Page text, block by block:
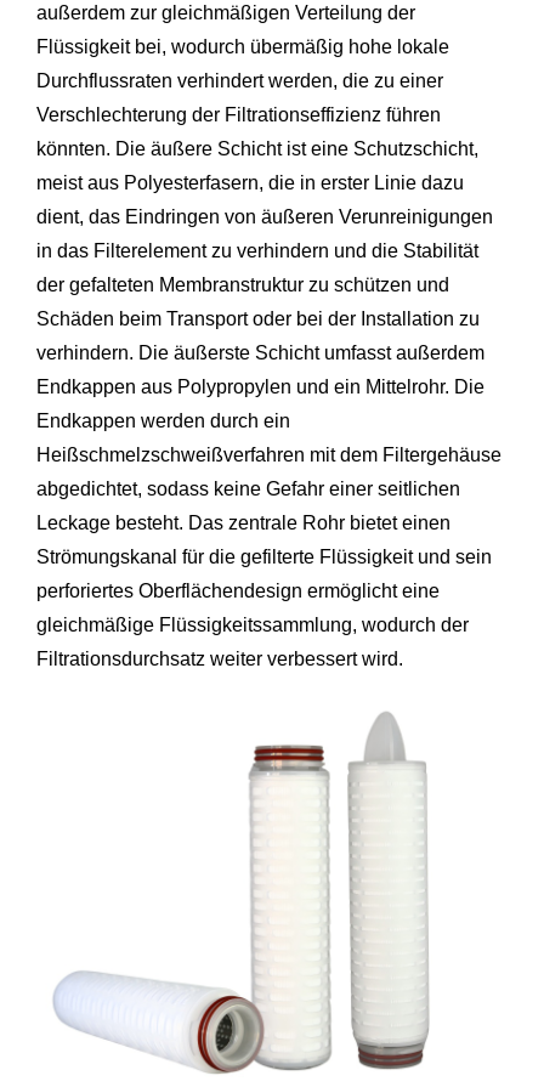
außerdem zur gleichmäßigen Verteilung der
Flüssigkeit bei, wodurch übermäßig hohe lokale
Durchflussraten verhindert werden, die zu einer
Verschlechterung der Filtrationseffizienz führen
könnten. Die äußere Schicht ist eine Schutzschicht,
meist aus Polyesterfasern, die in erster Linie dazu
dient, das Eindringen von äußeren Verunreinigungen
in das Filterelement zu verhindern und die Stabilität
der gefalteten Membranstruktur zu schützen und
Schäden beim Transport oder bei der Installation zu
verhindern. Die äußerste Schicht umfasst außerdem
Endkappen aus Polypropylen und ein Mittelrohr. Die
Endkappen werden durch ein
Heißschmelzschweißverfahren mit dem Filtergehäuse
abgedichtet, sodass keine Gefahr einer seitlichen
Leckage besteht. Das zentrale Rohr bietet einen
Strömungskanal für die gefilterte Flüssigkeit und sein
perforiertes Oberflächendesign ermöglicht eine
gleichmäßige Flüssigkeitssammlung, wodurch der
Filtrationsdurchsatz weiter verbessert wird.